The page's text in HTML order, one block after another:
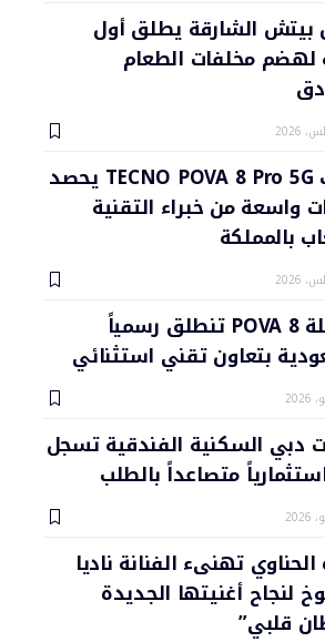
بيتش الشارقة يطلق أول
لهضم مخلفات الطعام
هاتف TECNO POVA 8 Pro 5G يحصد
واسعة من خبراء التقنية
بالمملكة
سلسلة POVA 8 تنطلق رسمياً
بتعاون تقني استثنائي
دبي السكنية الفندقية تسجل
متصاعداً بالطلب
تهنىء الفنانة ناديا
لنجاح أغنيتها الجديدة
قلبي”